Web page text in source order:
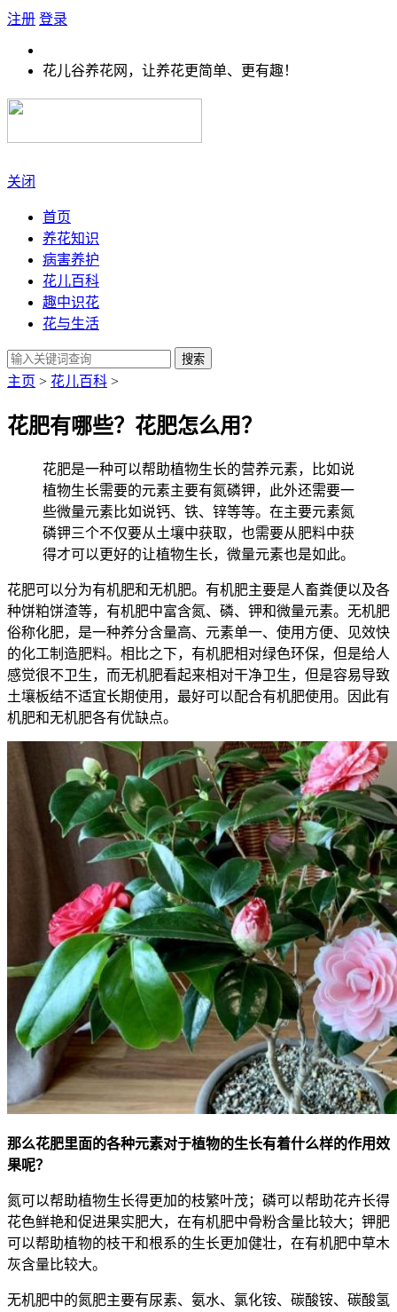
注册 登录
花儿谷养花网，让养花更简单、更有趣！
关闭
首页
养花知识
病害养护
花儿百科
趣中识花
花与生活
搜索
主页 > 花儿百科 >
花肥有哪些？花肥怎么用？
花肥是一种可以帮助植物生长的营养元素，比如说
植物生长需要的元素主要有氮磷钾，此外还需要一
些微量元素比如说钙、铁、锌等等。在主要元素氮
磷钾三个不仅要从土壤中获取，也需要从肥料中获
得才可以更好的让植物生长，微量元素也是如此。
花肥可以分为有机肥和无机肥。有机肥主要是人畜粪便以及各
种饼粕饼渣等，有机肥中富含氮、磷、钾和微量元素。无机肥
俗称化肥，是一种养分含量高、元素单一、使用方便、见效快
的化工制造肥料。相比之下，有机肥相对绿色环保，但是给人
感觉很不卫生，而无机肥看起来相对干净卫生，但是容易导致
土壤板结不适宜长期使用，最好可以配合有机肥使用。因此有
机肥和无机肥各有优缺点。
那么花肥里面的各种元素对于植物的生长有着什么样的作用效
果呢？
氮可以帮助植物生长得更加的枝繁叶茂；磷可以帮助花卉长得
花色鲜艳和促进果实肥大，在有机肥中骨粉含量比较大；钾肥
可以帮助植物的枝干和根系的生长更加健壮，在有机肥中草木
灰含量比较大。
无机肥中的氮肥主要有尿素、氨水、氯化铵、碳酸铵、碳酸氢